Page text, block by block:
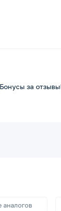
Бонусы за отзывы
аналогов